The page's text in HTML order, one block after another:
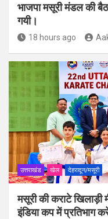
भाजपा मसूरी मंडल की
गयी।
18 hours ago
उत्तराखंड खेल देहरादून/मसूरी
मसूरी की कराटे खिलाड़ी
इंडिया कप में प्रतिभाग